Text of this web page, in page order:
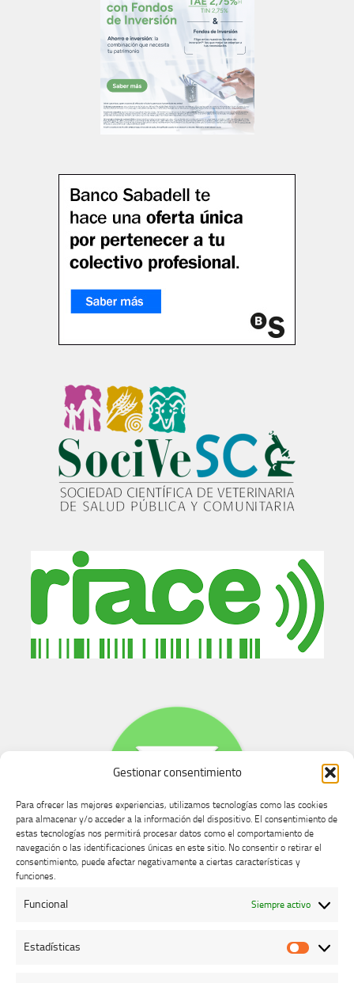
Gestionar consentimiento
Para ofrecer las mejores experiencias, utilizamos tecnologías como las cookies
para almacenar y/o acceder a la información del dispositivo. El consentimiento de
estas tecnologías nos permitirá procesar datos como el comportamiento de
navegación o las identificaciones únicas en este sitio. No consentir o retirar el
consentimiento, puede afectar negativamente a ciertas características y
funciones.
Funcional Siempre activo
Estadísticas
Buzón de dudas, quejas y sugerencias